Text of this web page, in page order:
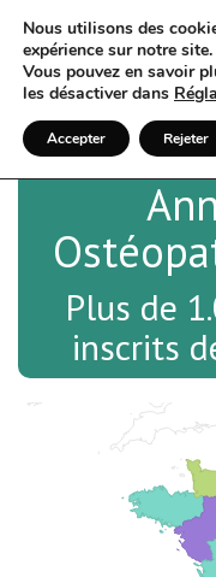
Plus de
inscrits
Nous utilisons des
expérience sur notre site.
Vous pouvez en savoir
les désactiver dans
Accepter Rejeter